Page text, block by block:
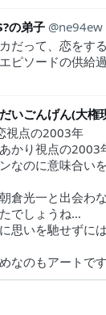
の弟子 ne94ew
カだって、恋をす
ピソードの供給
いごんげん(大権
視点の2003年
かり視点の2003
なのに意味合い
倉光一と出会わ
でしょうね…
思いを馳せずに
なのもアートで